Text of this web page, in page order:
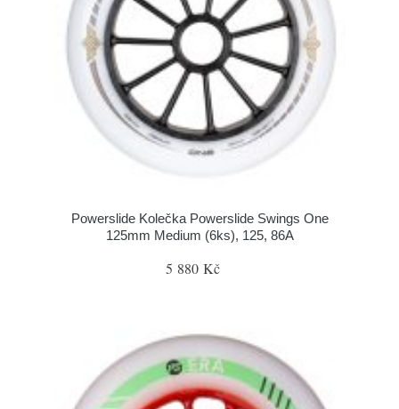
Powerslide Kolečka Powerslide Swings One
125mm Medium (6ks), 125, 86A
5 880 Kč